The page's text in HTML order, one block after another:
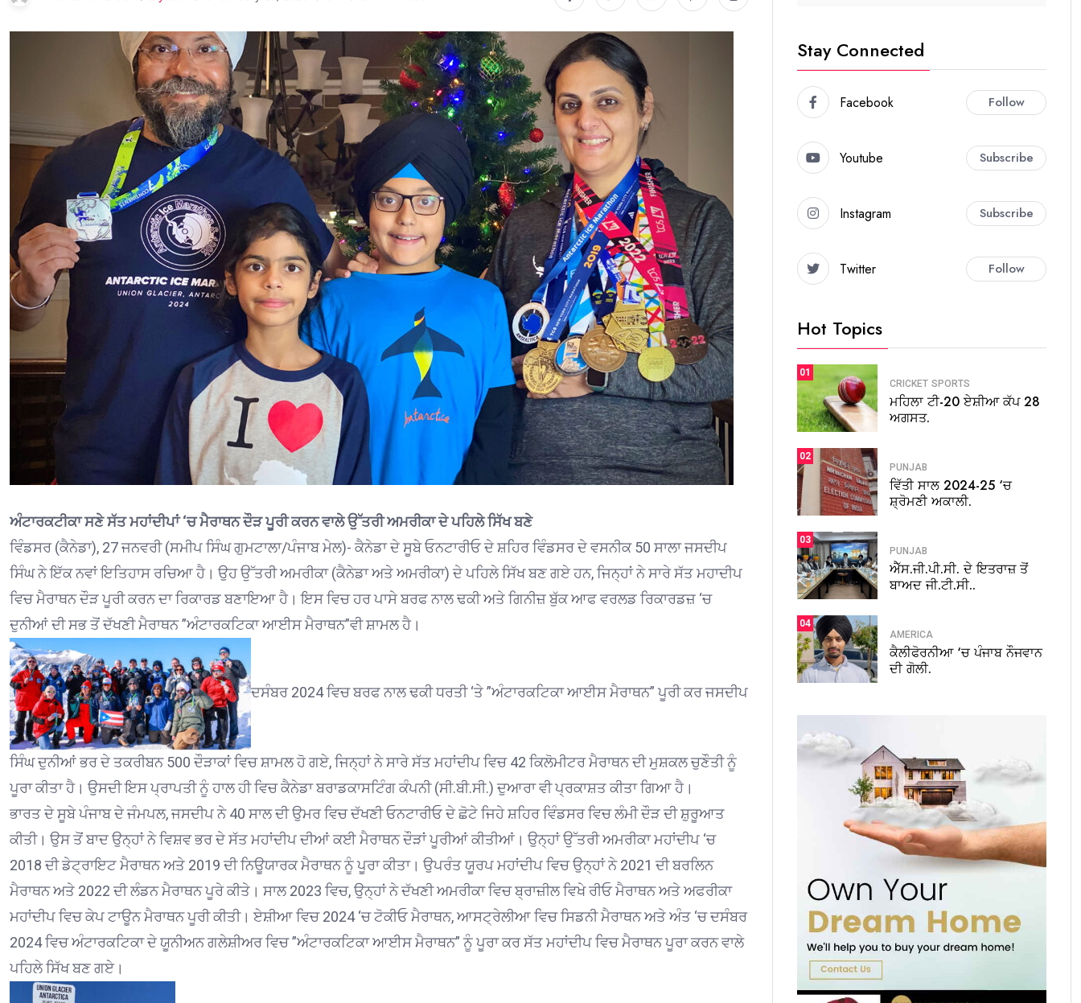
ਅੰਟਾਰਕਟੀਕਾ ਸਣੇ ਸੱਤ ਮਹਾਂਦੀਪਾਂ ‘ਚ ਮੈਰਾਥਨ ਦੌੜ ਪੂਰੀ ਕਰਨ ਵਾਲੇ ਉੱਤਰੀ ਅਮਰੀਕਾ ਦੇ ਪਹਿਲੇ ਸਿੱਖ ਬਣੇ
ਵਿੰਡਸਰ (ਕੈਨੇਡਾ), 27 ਜਨਵਰੀ (ਸਮੀਪ ਸਿੰਘ ਗੁਮਟਾਲਾ/ਪੰਜਾਬ ਮੇਲ)- ਕੈਨੇਡਾ ਦੇ ਸੂਬੇ ਓਨਟਾਰੀਓ ਦੇ ਸ਼ਹਿਰ ਵਿੰਡਸਰ ਦੇ ਵਸਨੀਕ 50 ਸਾਲਾ ਜਸਦੀਪ
ਸਿੰਘ ਨੇ ਇੱਕ ਨਵਾਂ ਇਤਿਹਾਸ ਰਚਿਆ ਹੈ। ਉਹ ਉੱਤਰੀ ਅਮਰੀਕਾ (ਕੈਨੇਡਾ ਅਤੇ ਅਮਰੀਕਾ) ਦੇ ਪਹਿਲੇ ਸਿੱਖ ਬਣ ਗਏ ਹਨ, ਜਿਨ੍ਹਾਂ ਨੇ ਸਾਰੇ ਸੱਤ ਮਹਾਦੀਪ
ਵਿਚ ਮੈਰਾਥਨ ਦੌੜ ਪੂਰੀ ਕਰਨ ਦਾ ਰਿਕਾਰਡ ਬਣਾਇਆ ਹੈ। ਇਸ ਵਿਚ ਹਰ ਪਾਸੇ ਬਰਫ ਨਾਲ ਢਕੀ ਅਤੇ ਗਿਨੀਜ਼ ਬੁੱਕ ਆਫ ਵਰਲਡ ਰਿਕਾਰਡਜ਼ ‘ਚ
ਦੁਨੀਆਂ ਦੀ ਸਭ ਤੋਂ ਦੱਖਣੀ ਮੈਰਾਥਨ ”ਅੰਟਾਰਕਟਿਕਾ ਆਈਸ ਮੈਰਾਥਨ”ਵੀ ਸ਼ਾਮਲ ਹੈ।
ਦਸੰਬਰ 2024 ਵਿਚ ਬਰਫ ਨਾਲ ਢਕੀ ਧਰਤੀ ‘ਤੇ ”ਅੰਟਾਰਕਟਿਕਾ ਆਈਸ ਮੈਰਾਥਨ” ਪੂਰੀ ਕਰ ਜਸਦੀਪ
ਸਿੰਘ ਦੁਨੀਆਂ ਭਰ ਦੇ ਤਕਰੀਬਨ 500 ਦੌੜਾਕਾਂ ਵਿਚ ਸ਼ਾਮਲ ਹੋ ਗਏ, ਜਿਨ੍ਹਾਂ ਨੇ ਸਾਰੇ ਸੱਤ ਮਹਾਂਦੀਪ ਵਿਚ 42 ਕਿਲੋਮੀਟਰ ਮੈਰਾਥਨ ਦੀ ਮੁਸ਼ਕਲ ਚੁਣੌਤੀ ਨੂੰ
ਪੂਰਾ ਕੀਤਾ ਹੈ। ਉਸਦੀ ਇਸ ਪ੍ਰਾਪਤੀ ਨੂੰ ਹਾਲ ਹੀ ਵਿਚ ਕੈਨੇਡਾ ਬਰਾਡਕਾਸਟਿੰਗ ਕੰਪਨੀ (ਸੀ.ਬੀ.ਸੀ.) ਦੁਆਰਾ ਵੀ ਪ੍ਰਕਾਸ਼ਤ ਕੀਤਾ ਗਿਆ ਹੈ।
ਭਾਰਤ ਦੇ ਸੂਬੇ ਪੰਜਾਬ ਦੇ ਜੰਮਪਲ, ਜਸਦੀਪ ਨੇ 40 ਸਾਲ ਦੀ ਉਮਰ ਵਿਚ ਦੱਖਣੀ ਓਨਟਾਰੀਓ ਦੇ ਛੋਟੇ ਜਿਹੇ ਸ਼ਹਿਰ ਵਿੰਡਸਰ ਵਿਚ ਲੰਮੀ ਦੌੜ ਦੀ ਸ਼ੁਰੂਆਤ
ਕੀਤੀ। ਉਸ ਤੋਂ ਬਾਦ ਉਨ੍ਹਾਂ ਨੇ ਵਿਸ਼ਵ ਭਰ ਦੇ ਸੱਤ ਮਹਾਂਦੀਪ ਦੀਆਂ ਕਈ ਮੈਰਾਥਨ ਦੌੜਾਂ ਪੂਰੀਆਂ ਕੀਤੀਆਂ। ਉਨ੍ਹਾਂ ਉੱਤਰੀ ਅਮਰੀਕਾ ਮਹਾਂਦੀਪ ‘ਚ
2018 ਦੀ ਡੇਟ੍ਰਾਇਟ ਮੈਰਾਥਨ ਅਤੇ 2019 ਦੀ ਨਿਊਯਾਰਕ ਮੈਰਾਥਨ ਨੂੰ ਪੂਰਾ ਕੀਤਾ। ਉਪਰੰਤ ਯੂਰਪ ਮਹਾਂਦੀਪ ਵਿਚ ਉਨ੍ਹਾਂ ਨੇ 2021 ਦੀ ਬਰਲਿਨ
ਮੈਰਾਥਨ ਅਤੇ 2022 ਦੀ ਲੰਡਨ ਮੈਰਾਥਨ ਪੂਰੇ ਕੀਤੇ। ਸਾਲ 2023 ਵਿਚ, ਉਨ੍ਹਾਂ ਨੇ ਦੱਖਣੀ ਅਮਰੀਕਾ ਵਿਚ ਬ੍ਰਾਜ਼ੀਲ ਵਿਖੇ ਰੀਓ ਮੈਰਾਥਨ ਅਤੇ ਅਫਰੀਕਾ
ਮਹਾਂਦੀਪ ਵਿਚ ਕੇਪ ਟਾਊਨ ਮੈਰਾਥਨ ਪੂਰੀ ਕੀਤੀ। ਏਸ਼ੀਆ ਵਿਚ 2024 ‘ਚ ਟੋਕੀਓ ਮੈਰਾਥਨ, ਆਸਟ੍ਰੇਲੀਆ ਵਿਚ ਸਿਡਨੀ ਮੈਰਾਥਨ ਅਤੇ ਅੰਤ ‘ਚ ਦਸੰਬਰ
2024 ਵਿਚ ਅੰਟਾਰਕਟਿਕਾ ਦੇ ਯੂਨੀਅਨ ਗਲੇਸ਼ੀਅਰ ਵਿਚ ”ਅੰਟਾਰਕਟਿਕਾ ਆਈਸ ਮੈਰਾਥਨ” ਨੂੰ ਪੂਰਾ ਕਰ ਸੱਤ ਮਹਾਂਦੀਪ ਵਿਚ ਮੈਰਾਥਨ ਪੂਰਾ ਕਰਨ ਵਾਲੇ
ਪਹਿਲੇ ਸਿੱਖ ਬਣ ਗਏ।
Stay Connected
Facebook Follow
Youtube Subscribe
Instagram Subscribe
Twitter Follow
Hot Topics
01
CRICKET SPORTS
ਮਹਿਲਾ ਟੀ-20 ਏਸ਼ੀਆ ਕੱਪ 28
ਅਗਸਤ.
02
PUNJAB
ਵਿੱਤੀ ਸਾਲ 2024-25 ‘ਚ
ਸ਼੍ਰੋਮਣੀ ਅਕਾਲੀ.
03
PUNJAB
ਐੱਸ.ਜੀ.ਪੀ.ਸੀ. ਦੇ ਇਤਰਾਜ਼ ਤੋਂ
ਬਾਅਦ ਜੀ.ਟੀ.ਸੀ..
04
AMERICA
ਕੈਲੀਫੋਰਨੀਆ ‘ਚ ਪੰਜਾਬ ਨੌਜਵਾਨ
ਦੀ ਗੋਲੀ.